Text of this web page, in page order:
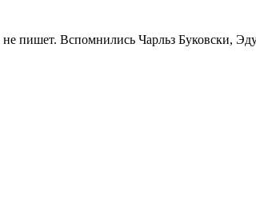
пишет. Вспомнились Чарльз Буковски,